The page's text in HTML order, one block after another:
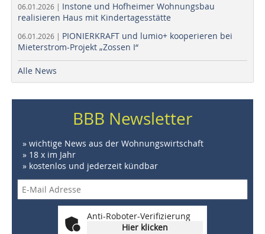
06.01.2026 | Instone und Hofheimer Wohnungsbau
realisieren Haus mit Kindertagesstätte
06.01.2026 | PIONIERKRAFT und lumio+ kooperieren bei
Mieterstrom-Projekt „Zossen I“
Alle News
BBB Newsletter
» wichtige News aus der Wohnungswirtschaft
» 18 x im Jahr
» kostenlos und jederzeit kündbar
Anti-Roboter-Verifizierung
Hier klicken